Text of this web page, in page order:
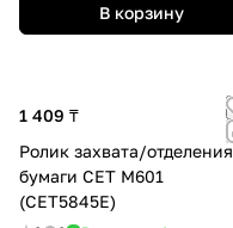
В корзину
1 409 ₸
Ролик захвата/отделения
бумаги CET M601
(CET5845E)